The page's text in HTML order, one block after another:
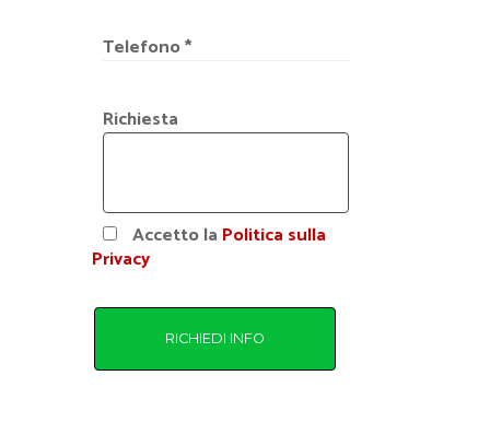
Telefono *
Richiesta
Accetto la Politica sulla
Privacy
RICHIEDI INFO